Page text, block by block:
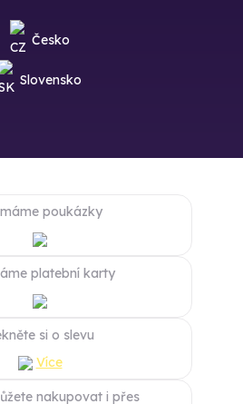
Česko
Slovensko
poukázky
platební karty
si o slevu
Více
nakupovat i přes